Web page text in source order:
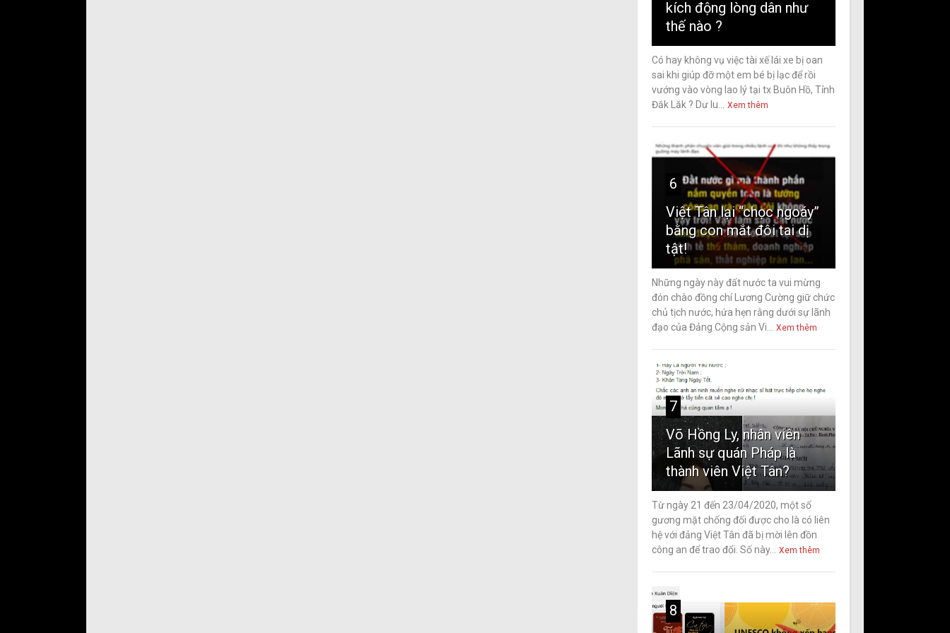
kích động lòng dân như
thế nào ?
Có hay không vụ việc tài xế lái xe bị oan
sai khi giúp đỡ một em bé bị lạc để rồi
vướng vào vòng lao lý tại tx Buôn Hồ, Tỉnh
Đăk Lăk ? Dư lu...
Xem thêm
6
Việt Tân lại “chọc ngoáy”
bằng con mắt đôi tai dị
tật!
Những ngày này đất nước ta vui mừng
đón chào đồng chí Lương Cường giữ chức
chủ tịch nước, hứa hẹn rằng dưới sự lãnh
đạo của Đảng Cộng sản Vi...
Xem thêm
7
Võ Hồng Ly, nhân viên
Lãnh sự quán Pháp là
thành viên Việt Tân?
Từ ngày 21 đến 23/04/2020, một số
gương mặt chống đối được cho là có liên
hệ với đảng Việt Tân đã bị mời lên đồn
công an để trao đổi. Số này...
Xem thêm
8